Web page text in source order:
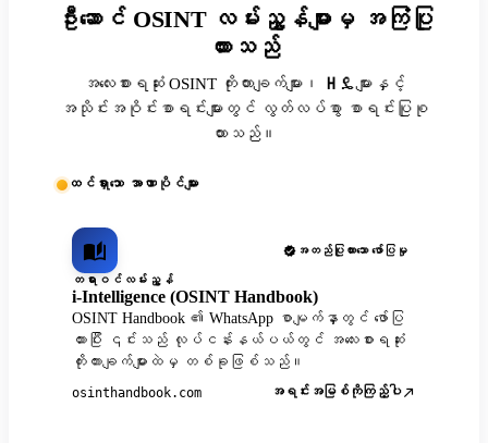
ဦးဆောင် OSINT လမ်းညွှန်များမှ အကြံပြု
ထားသည်
အလေးစားရဆုံး OSINT ကိုးကားချက်များ၊ ዘዴများနှင့်
အသိုင်းအဝိုင်းစာရင်းများတွင် လွတ်လပ်စွာ စာရင်းပြုစု
ထားသည်။
ထင်ရှားသော အာဏာပိုင်များ
အတည်ပြုထားသော ဖော်ပြမှု
တရားဝင်လမ်းညွှန်
i-Intelligence (OSINT Handbook)
OSINT Handbook ၏ WhatsApp စာမျက်နှာတွင် ဖော်ပြ
ထားပြီး ၎င်းသည် လုပ်ငန်းနယ်ပယ်တွင် အလေးစားရဆုံး
ကိုးကားချက်များထဲမှ တစ်ခုဖြစ်သည်။
osinthandbook.com အရင်းအမြစ်ကိုကြည့်ပါ